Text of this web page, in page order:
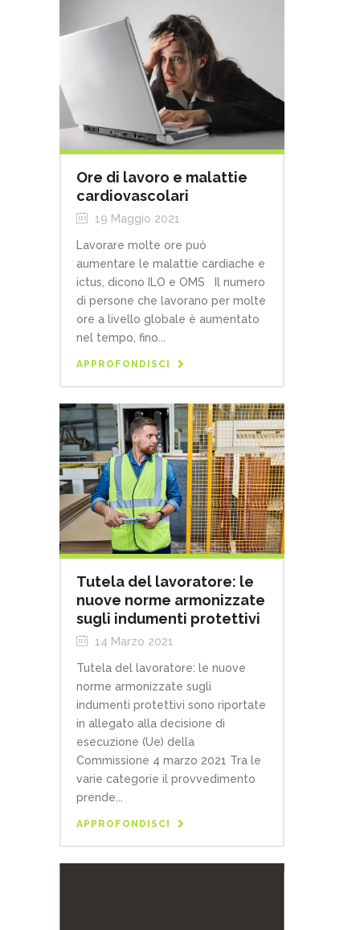
Ore di lavoro e malattie
cardiovascolari
19 Maggio 2021
Lavorare molte ore può
aumentare le malattie cardiache e
ictus, dicono ILO e OMS Il numero
di persone che lavorano per molte
ore a livello globale è aumentato
nel tempo, fino...
APPROFONDISCI
Tutela del lavoratore: le
nuove norme armonizzate
sugli indumenti protettivi
14 Marzo 2021
Tutela del lavoratore: le nuove
norme armonizzate sugli
indumenti protettivi sono riportate
in allegato alla decisione di
esecuzione (Ue) della
Commissione 4 marzo 2021 Tra le
varie categorie il provvedimento
prende...
APPROFONDISCI